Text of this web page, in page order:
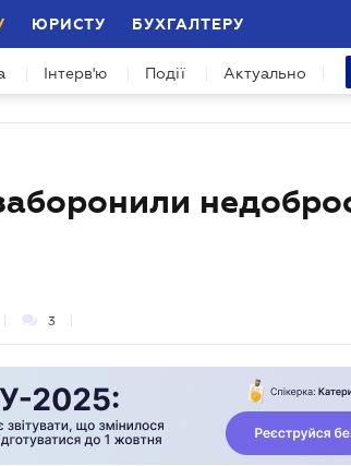
ЮРИСТУ БУХГАЛТЕРУ
Інтерв'ю Події Актуально
3